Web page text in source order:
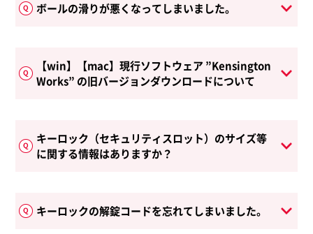
ボールの滑りが悪くなってしまいました。
【win】【mac】現行ソフトウェア ”Kensington
Works” の旧バージョンダウンロードについて
キーロック（セキュリティスロット）のサイズ等
に関する情報はありますか？
キーロックの解錠コードを忘れてしまいました。